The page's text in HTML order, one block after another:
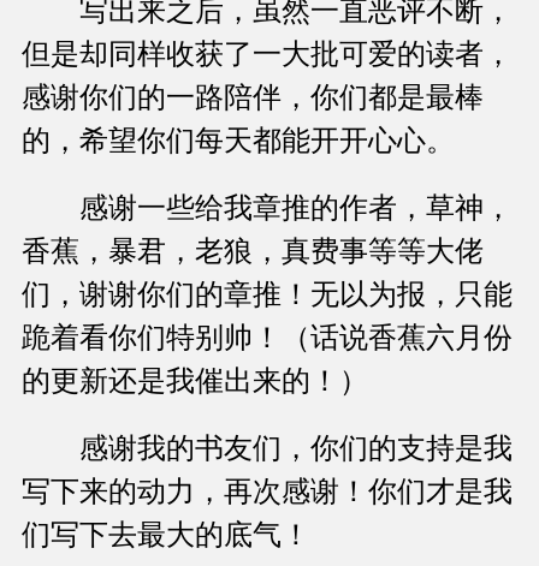
写出来之后，虽然一直恶评不断，
但是却同样收获了一大批可爱的读者，
感谢你们的一路陪伴，你们都是最棒
的，希望你们每天都能开开心心。
感谢一些给我章推的作者，草神，
香蕉，暴君，老狼，真费事等等大佬
们，谢谢你们的章推！无以为报，只能
跪着看你们特别帅！（话说香蕉六月份
的更新还是我催出来的！）
感谢我的书友们，你们的支持是我
写下来的动力，再次感谢！你们才是我
们写下去最大的底气！